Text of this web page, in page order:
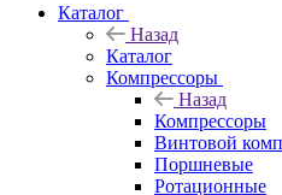
Каталог
Назад
Каталог
Компрессоры
Назад
Компрессоры
Винтовой
Поршневые
Ротационные